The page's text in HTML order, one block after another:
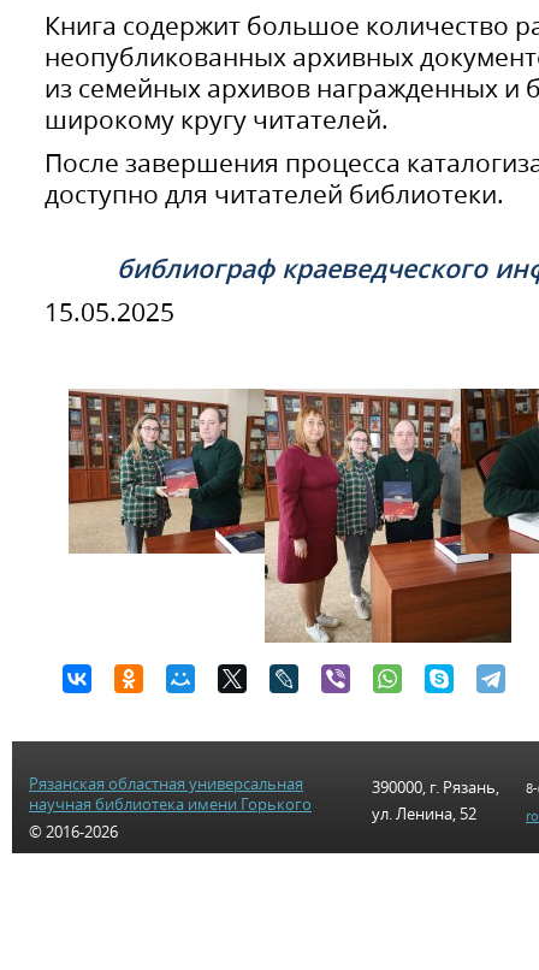
Книга содержит большое количество
неопубликованных архивных
из семейных архивов награжденных и
широкому кругу читателей.
После завершения процесса
доступно для читателей библиотеки.
библиограф краеведческого
15.05.2025
Рязанская областная универсальная
научная библиотека имени Горького
© 2016-2026
390000, г. Рязань,
ул. Ленина, 52